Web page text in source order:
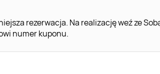
rezerwacja. Na realizację weź ze
numer kuponu.